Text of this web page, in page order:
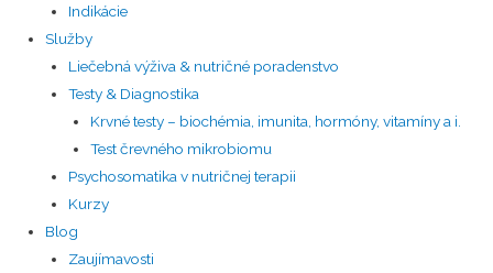
Indikácie
Služby
Liečebná výživa & nutričné poradenstvo
Testy & Diagnostika
Krvné testy – biochémia, imunita, hormóny, vitamíny a i.
Test črevného mikrobiomu
Psychosomatika v nutričnej terapii
Kurzy
Blog
Zaujímavosti